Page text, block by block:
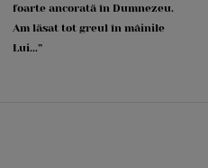
foarte ancorată în Dumnezeu.
Am lăsat tot greul în mâinile
Lui...”